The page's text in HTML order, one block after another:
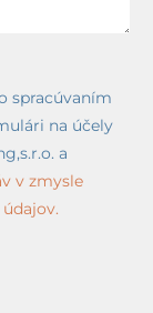
spracúvaním
na účely
a
v zmysle
údajov.